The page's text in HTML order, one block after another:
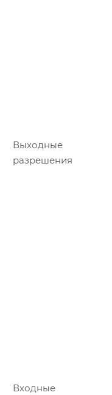
Выходные
разрешения
Входные